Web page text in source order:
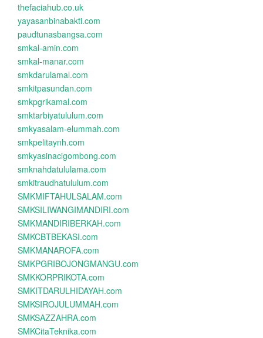
thefaciahub.co.uk
yayasanbinabakti.com
paudtunasbangsa.com
smkal-amin.com
smkal-manar.com
smkdarulamal.com
smkitpasundan.com
smkpgrikamal.com
smktarbiyatululum.com
smkyasalam-elummah.com
smkpelitaynh.com
smkyasinacigombong.com
smknahdatululama.com
smkitraudhatululum.com
SMKMIFTAHULSALAM.com
SMKSILIWANGIMANDIRI.com
SMKMANDIRIBERKAH.com
SMKCBTBEKASI.com
SMKMANAROFA.com
SMKPGRIBOJONGMANGU.com
SMKKORPRIKOTA.com
SMKITDARULHIDAYAH.com
SMKSIROJULUMMAH.com
SMKSAZZAHRA.com
SMKCitaTeknika.com